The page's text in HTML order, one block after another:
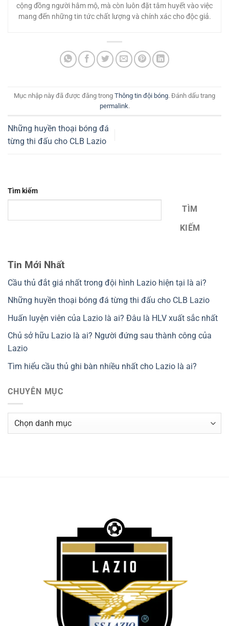
cộng đồng người hâm mộ, mà còn luôn đặt tâm huyết vào việc
mang đến những tin tức chất lượng và chính xác cho độc giả.
Mục nhập này đã được đăng trong Thông tin đội bóng. Đánh dấu trang
permalink.
Những huyền thoại bóng đá
từng thi đấu cho CLB Lazio
Tìm kiếm
TÌM
KIẾM
Tin Mới Nhất
Cầu thủ đắt giá nhất trong đội hình Lazio hiện tại là ai?
Những huyền thoại bóng đá từng thi đấu cho CLB Lazio
Huấn luyện viên của Lazio là ai? Đâu là HLV xuất sắc nhất
Chủ sở hữu Lazio là ai? Người đứng sau thành công của
Lazio
Tìm hiểu cầu thủ ghi bàn nhiều nhất cho Lazio là ai?
CHUYÊN MỤC
Chuyên